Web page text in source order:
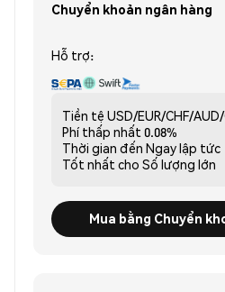
Chuyển khoản ngân hàng
Hỗ trợ:
Tiền tệ USD/EUR/CHF/
Phí thấp nhất 0.08%
Thời gian đến Ngay lập tức
Tốt nhất cho Số lượng lớn
Mua bằng Chuyển